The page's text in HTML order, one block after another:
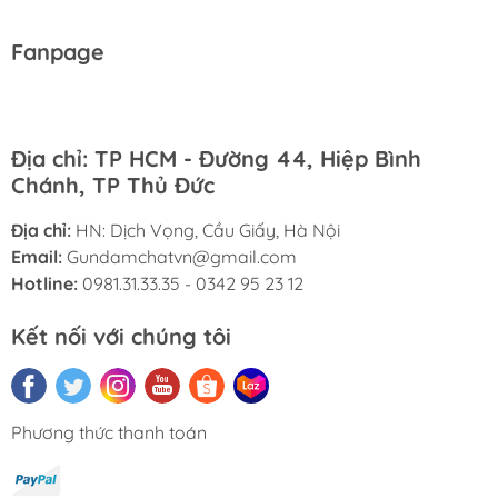
Fanpage
Địa chỉ: TP HCM - Đường 44, Hiệp Bình
Chánh, TP Thủ Đức
Địa chỉ: HN: Dịch Vọng, Cầu Giấy, Hà Nội
Email: Gundamchatvn@gmail.com
Hotline: 0981.31.33.35 - 0342 95 23 12
Kết nối với chúng tôi
Phương thức thanh toán